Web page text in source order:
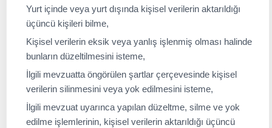
Yurt içinde veya yurt dışında kişisel verilerin aktarıldığı
üçüncü kişileri bilme,
Kişisel verilerin eksik veya yanlış işlenmiş olması halinde
bunların düzeltilmesini isteme,
İlgili mevzuatta öngörülen şartlar çerçevesinde kişisel
verilerin silinmesini veya yok edilmesini isteme,
İlgili mevzuat uyarınca yapılan düzeltme, silme ve yok
edilme işlemlerinin, kişisel verilerin aktarıldığı üçüncü